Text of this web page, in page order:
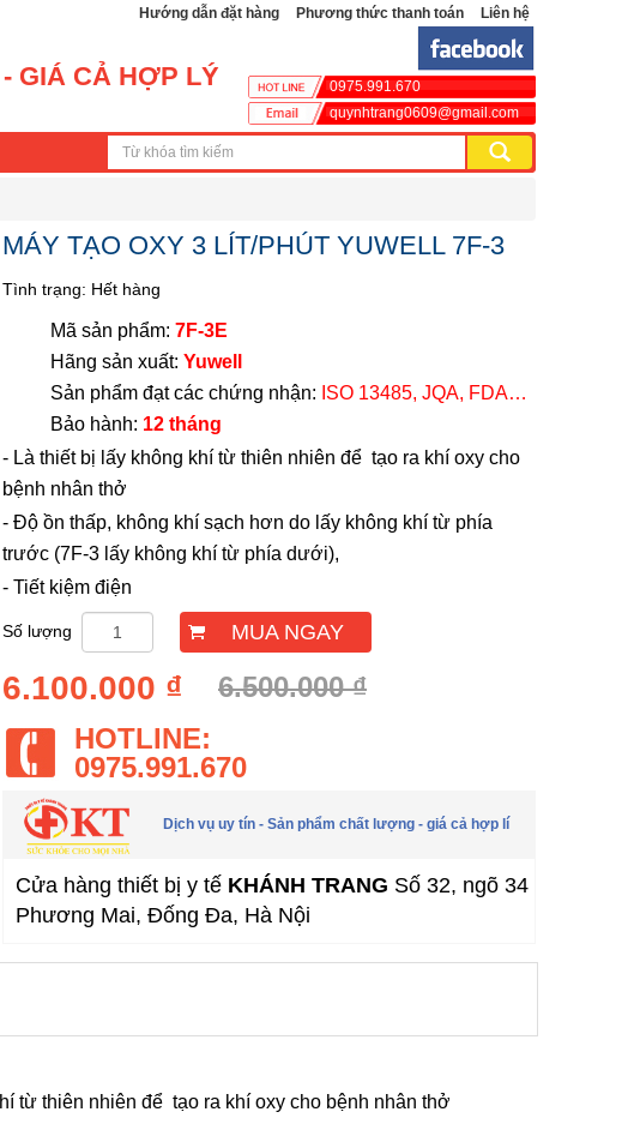
Hướng dẫn đặt hàng Phương thức thanh toán Liên hệ
GIÁ CẢ HỢP LÝ
0975.991.670
quynhtrang0609@gmail.com
MÁY TẠO OXY 3 LÍT/PHÚT YUWELL 7F-3
Tình trạng: Hết hàng
Mã sản phẩm: 7F-3E
Hãng sản xuất: Yuwell
Sản phẩm đạt các chứng nhận: ISO 13485, JQA, FDA…
Bảo hành: 12 tháng
- Là thiết bị lấy không khí từ thiên nhiên để tạo ra khí oxy cho
bệnh nhân thở
- Độ ồn thấp, không khí sạch hơn do lấy không khí từ phía
trước (7F-3 lấy không khí từ phía dưới),
- Tiết kiệm điện
Số lượng MUA NGAY
6.100.000 ₫
6.500.000 ₫
HOTLINE:
0975.991.670
Dịch vụ uy tín - Sản phẩm chất lượng - giá cả hợp lí
Cửa hàng thiết bị y tế KHÁNH TRANG Số 32, ngõ 34
Phương Mai, Đống Đa, Hà Nội
từ thiên nhiên để tạo ra khí oxy cho bệnh nhân thở